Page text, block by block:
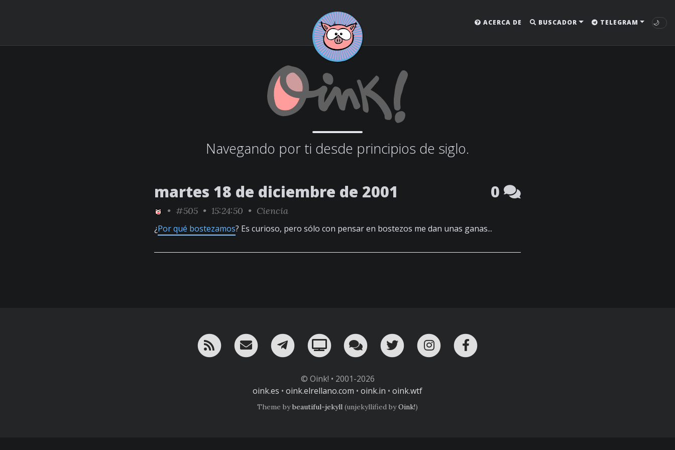
ACERCA DE BUSCADOR TELEGRAM 🌙
Navegando por ti desde principios de siglo.
martes 18 de diciembre de 2001 0
• #505 • 15:24:50 • Ciencia
¿Por qué bostezamos? Es curioso, pero sólo con pensar en bostezos me dan unas ganas...
RSS ¡Mándame un email!
¡Nuestro canal en Telegram!
Oink! TV Charla con nosotros en Telegram
Twitter Instagram
© Oink! • 2001-2026
oink.es • oink.elrellano.com • oink.in • oink.wtf
Theme bybeautiful-jekyll (unjekyllified byOink!)